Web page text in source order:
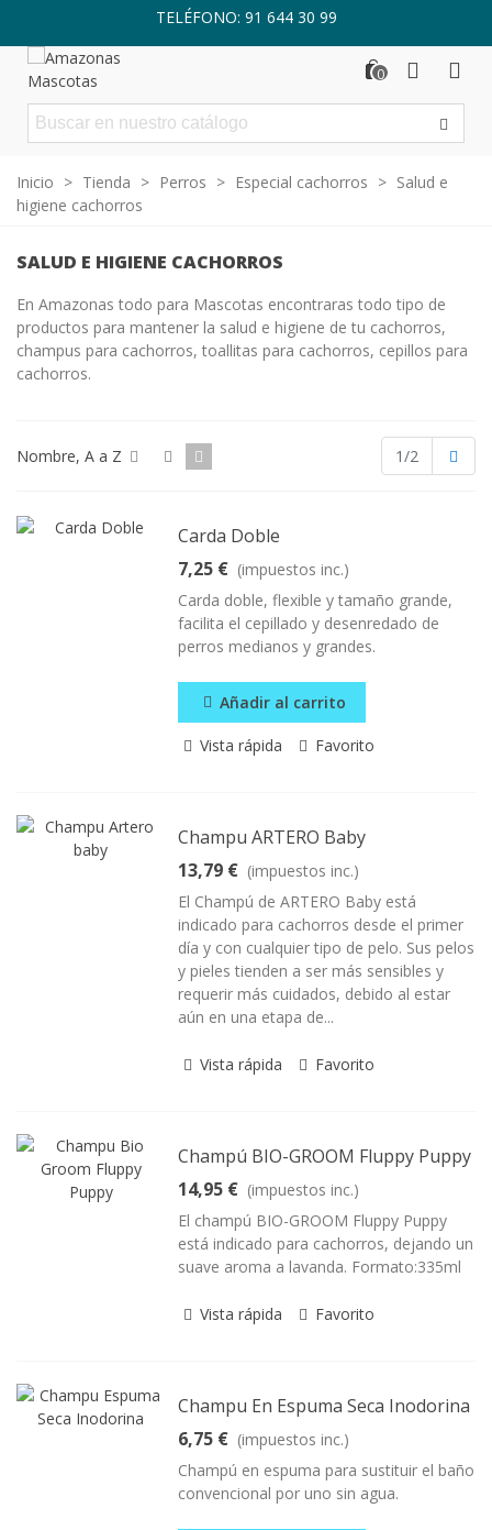
TELÉFONO: 91 644 30 99
0
Inicio > Tienda > Perros > Especial cachorros > Salud e
higiene cachorros
SALUD E HIGIENE CACHORROS
En Amazonas todo para Mascotas encontraras todo tipo de
productos para mantener la salud e higiene de tu cachorros,
champus para cachorros, toallitas para cachorros, cepillos para
cachorros.
Nombre, A a Z 1/2
Carda Doble
7,25 € (impuestos inc.)
Carda doble, flexible y tamaño grande,
facilita el cepillado y desenredado de
perros medianos y grandes.
Añadir al carrito
Vista rápida Favorito
Champu ARTERO Baby
13,79 € (impuestos inc.)
El Champú de ARTERO Baby está
indicado para cachorros desde el primer
día y con cualquier tipo de pelo. Sus pelos
y pieles tienden a ser más sensibles y
requerir más cuidados, debido al estar
aún en una etapa de...
Vista rápida Favorito
Champú BIO-GROOM Fluppy Puppy
14,95 € (impuestos inc.)
El champú BIO-GROOM Fluppy Puppy
está indicado para cachorros, dejando un
suave aroma a lavanda. Formato:335ml
Vista rápida Favorito
Champu En Espuma Seca Inodorina
6,75 € (impuestos inc.)
Champú en espuma para sustituir el baño
convencional por uno sin agua.